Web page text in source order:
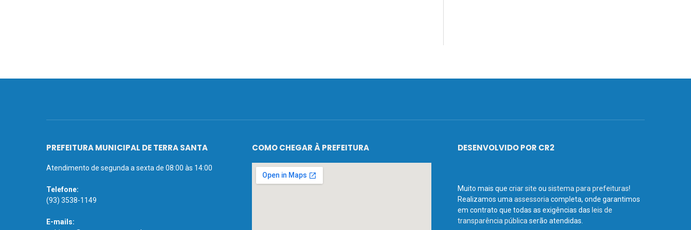
PREFEITURA MUNICIPAL DE TERRA SANTA
Atendimento de segunda a sexta de 08:00 às 14:00
Telefone:
(93) 3538-1149
E-mails:
COMO CHEGAR À PREFEITURA DESENVOLVIDO POR CR2
Muito mais que criar site ou sistema para prefeituras!
Realizamos uma assessoria completa, onde garantimos
em contrato que todas as exigências das leis de
transparência pública serão atendidas.